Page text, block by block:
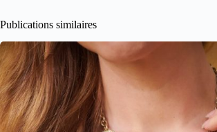
Publications similaires